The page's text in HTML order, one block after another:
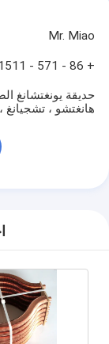
Mr. Miao
+ 86 - 571 - 23291511
حديقة يونغتشانغ
هانغتشو ، تشجيانغ